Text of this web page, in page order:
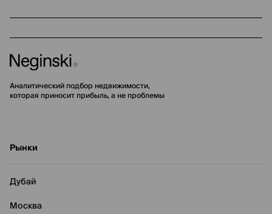
Аналитический подбор недвижимости,
которая приносит прибыль, а не проблемы
Рынки
Дубай
Москва